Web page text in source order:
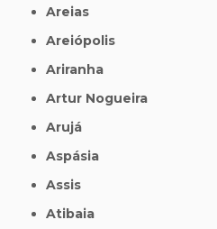
Areias
Areiópolis
Ariranha
Artur Nogueira
Arujá
Aspásia
Assis
Atibaia